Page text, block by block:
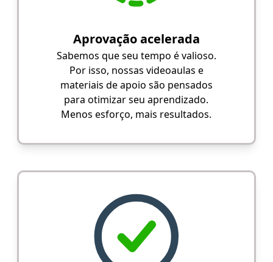
Aprovação acelerada
Sabemos que seu tempo é valioso.
Por isso, nossas videoaulas e
materiais de apoio são pensados
para otimizar seu aprendizado.
Menos esforço, mais resultados.